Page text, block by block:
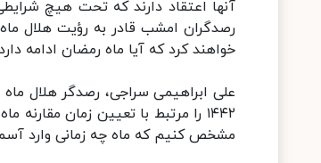
آنها اعتقاد دارند که تحت هیچ
رصدگران امشب قادر به رؤیت هلال
خواهند کرد که آیا ماه رمضان ادامه
علی ابراهیمی سراجی، رصدگر هلال
۱۴۴۲ را مرتبط با تعیین زمان
مشخص کنیم که ماه چه زمانی وارد